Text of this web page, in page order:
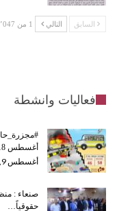
السابق التالي 1 من 3٬047
فعاليات وانشطة
أغسطس 2018م)…
أغسطس 9, 2026
صنعاء :
حقوقياً…